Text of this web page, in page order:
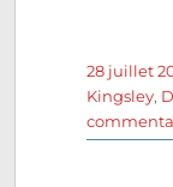
Publié
le
28 juillet
Kingsley,